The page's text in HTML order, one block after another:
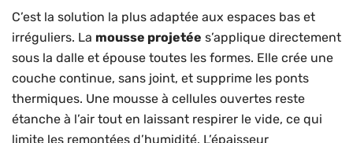
C’est la solution la plus adaptée aux espaces bas et
irréguliers. La mousse projetée s’applique directement
sous la dalle et épouse toutes les formes. Elle crée une
couche continue, sans joint, et supprime les ponts
thermiques. Une mousse à cellules ouvertes reste
étanche à l’air tout en laissant respirer le vide, ce qui
limite les remontées d’humidité. L’épaisseur